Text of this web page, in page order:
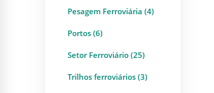
Pesagem Ferroviária (4)
Portos (6)
Setor Ferroviário (25)
Trilhos ferroviários (3)